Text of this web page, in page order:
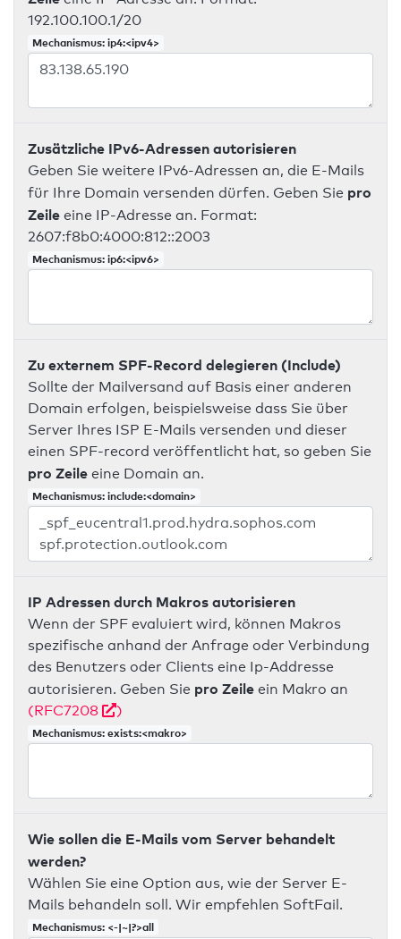
192.100.100.1/20
Mechanismus: ip4:<ipv4>
Zusätzliche IPv6-Adressen autorisieren
Geben Sie weitere IPv6-Adressen an, die E-Mails
für Ihre Domain versenden dürfen. Geben Sie pro
Zeile eine IP-Adresse an. Format:
2607:f8b0:4000:812::2003
Mechanismus: ip6:<ipv6>
Zu externem SPF-Record delegieren (Include)
Sollte der Mailversand auf Basis einer anderen
Domain erfolgen, beispielsweise dass Sie über
Server Ihres ISP E-Mails versenden und dieser
einen SPF-record veröffentlicht hat, so geben Sie
pro Zeile eine Domain an.
Mechanismus: include:<domain>
IP Adressen durch Makros autorisieren
Wenn der SPF evaluiert wird, können Makros
spezifische anhand der Anfrage oder Verbindung
des Benutzers oder Clients eine Ip-Addresse
autorisieren. Geben Sie pro Zeile ein Makro an
(RFC7208
)
Mechanismus: exists:<makro>
Wie sollen die E-Mails vom Server behandelt
werden?
Wählen Sie eine Option aus, wie der Server E-
Mails behandeln soll. Wir empfehlen SoftFail.
Mechanismus: <-|~|?>all